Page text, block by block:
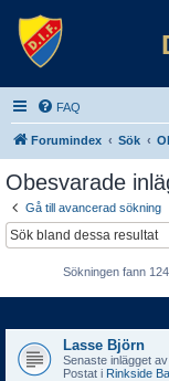
FAQ
Forumindex Sök
Obesvarade
Gå till avancerad sökning
Sökningen fann
Lasse Björn
Senaste inlägget av
Postat i Rinkside